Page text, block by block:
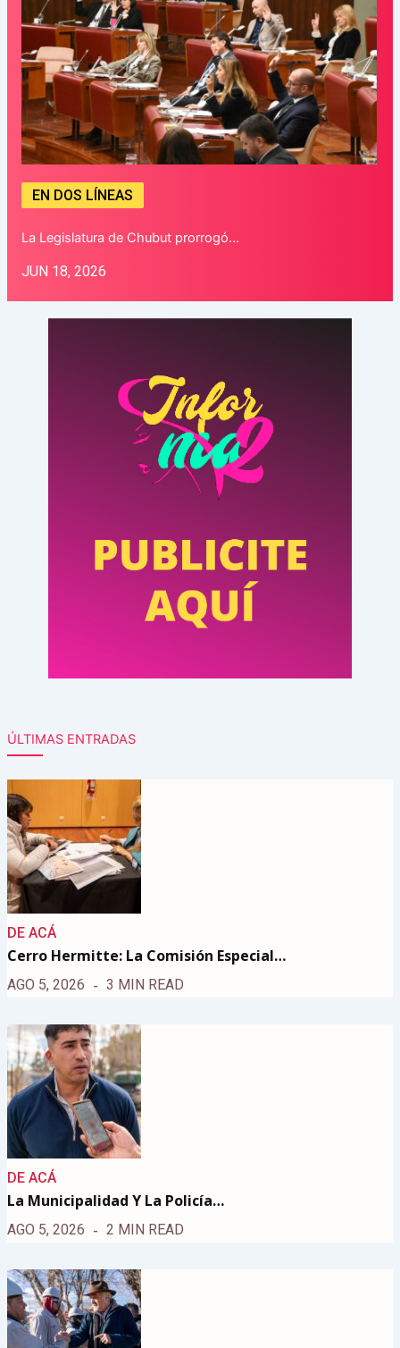
EN DOS LÍNEAS
La Legislatura de Chubut prorrogó…
JUN 18, 2026
ÚLTIMAS ENTRADAS
DE ACÁ
Cerro Hermitte: La Comisión Especial…
AGO 5, 2026 3 MIN READ
DE ACÁ
La Municipalidad Y La Policía…
AGO 5, 2026 2 MIN READ